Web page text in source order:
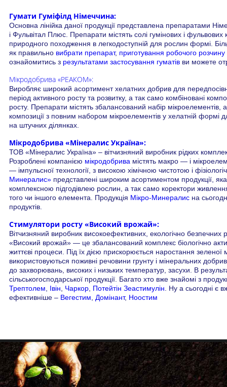
Гумати Гуміфілд Німеччина:
Основна лінійка даної продукції представлена препаратами
і Фульвітал Плюс. Препарати містять солі гумінових і
природного походження в легкодоступній для рослин формі.
як правильно вибрати препарат, приготування робочого розчину
ознайомитись з результатами застосування гуматів ви можете
Мікродобрива «РЕАКОМ»:
Виробляє широкий асортимент хелатних добрив для
період активного росту та розвитку, а так само комбіновані
росту. Препарати містять збалансований набір мікроелементів,
композиції з повним набором мікроелементів у хелатній формі
на штучних ділянках.
Мікродобрива «Мінералис Україна»:
ТОВ «Мінералис Україна» – вітчизняний виробник рідких
Розроблені компанією мікродобрива містять макро — і
— імпульсної технології, з високою хімічною чистотою і
Минералис» представлені широким асортиментом продукції,
комплексною підгодівлею рослин, а так само коректори
того чи іншого елемента. Продукція Мікро-Минералис на
продуктів.
Стимулятори росту «Високий врожай»:
Вітчизняний виробник високоефективних, екологічно
«Високий врожай» — це збалансований комплекс біологічно
життєві процеси. Під їх дією прискорюється наростання
використовуються поживні речовини грунту і мінеральних
до захворювань, високих і низьких температур, засухи. В
сільськогосподарської продукції. Багато хто вже знайомі з
Трептолем
Івін Чаркор Потейтін Зеастимулін . Ну а сьогодні є
ефективніше – Вегестим Домінант, Ноостим